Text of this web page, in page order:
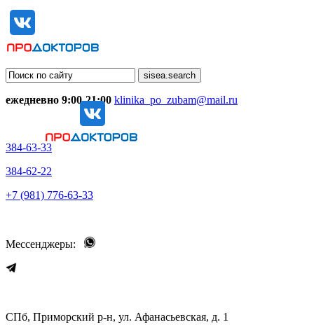
ежедневно 9:00-21:00 klinika_po_zubam@mail.ru
384-63-33
384-62-22
+7 (981) 776-63-33
Мессенджеры:
СПб, Приморский р-н, ул. Афанасьевская, д. 1